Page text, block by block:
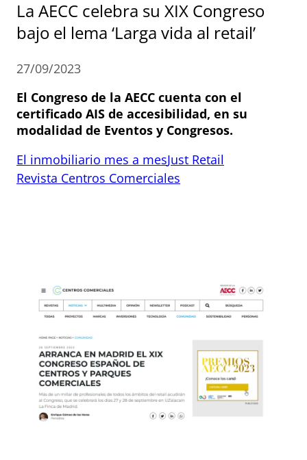
La AECC celebra su XIX Congreso
bajo el lema ‘Larga vida al retail’
27/09/2023
El Congreso de la AECC cuenta con el
certificado AIS de accesibilidad, en su
modalidad de Eventos y Congresos.
El inmobiliario mes a mesJust Retail
Revista Centros Comerciales